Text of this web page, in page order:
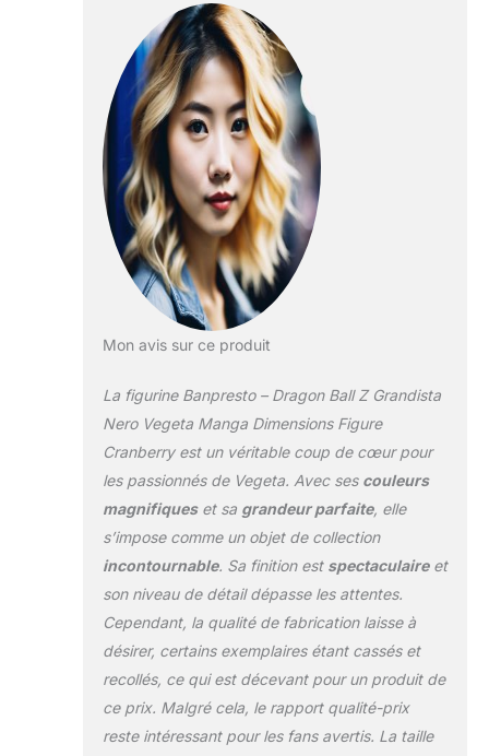
Mon avis sur ce produit
La figurine Banpresto – Dragon Ball Z Grandista
Nero Vegeta Manga Dimensions Figure
Cranberry est un véritable coup de cœur pour
les passionnés de Vegeta. Avec ses couleurs
magnifiqueset sa grandeur parfaite, elle
s’impose comme un objet de collection
incontournable. Sa finition est spectaculaireet
son niveau de détail dépasse les attentes.
Cependant, la qualité de fabrication laisse à
désirer, certains exemplaires étant cassés et
recollés, ce qui est décevant pour un produit de
ce prix. Malgré cela, le rapport qualité-prix
reste intéressant pour les fans avertis. La taille